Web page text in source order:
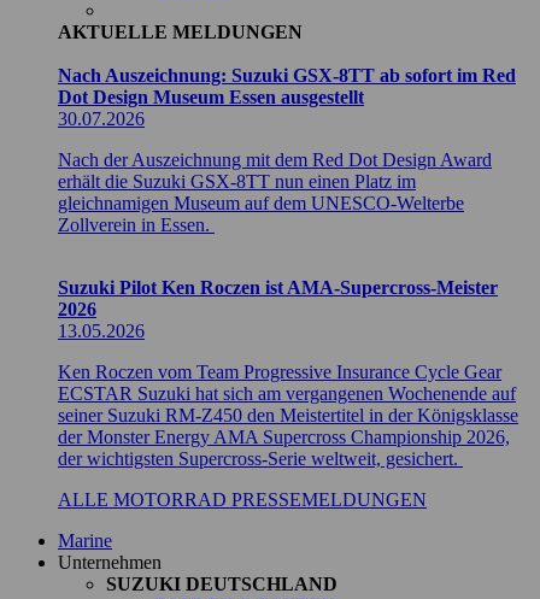
AKTUELLE MELDUNGEN
Nach Auszeichnung: Suzuki GSX-8TT ab sofort im Red
Dot Design Museum Essen ausgestellt
30.07.2026
Nach der Auszeichnung mit dem Red Dot Design Award
erhält die Suzuki GSX-8TT nun einen Platz im
gleichnamigen Museum auf dem UNESCO-Welterbe
Zollverein in Essen.
Suzuki Pilot Ken Roczen ist AMA-Supercross-Meister
2026
13.05.2026
Ken Roczen vom Team Progressive Insurance Cycle Gear
ECSTAR Suzuki hat sich am vergangenen Wochenende auf
seiner Suzuki RM-Z450 den Meistertitel in der Königsklasse
der Monster Energy AMA Supercross Championship 2026,
der wichtigsten Supercross-Serie weltweit, gesichert.
ALLE MOTORRAD PRESSEMELDUNGEN
Marine
Unternehmen
SUZUKI DEUTSCHLAND